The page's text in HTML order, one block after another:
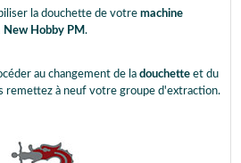
la douchette de votre machine
New Hobby PM.
au changement de la douchette et du
remettez à neuf votre groupe d'extraction.